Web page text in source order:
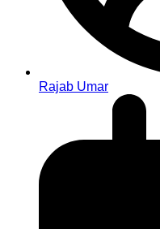
Rajab Umar